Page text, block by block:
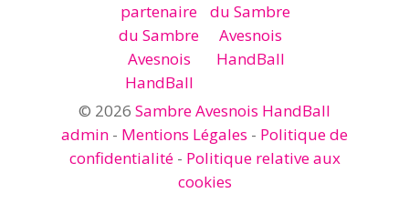
© 2026 Sambre Avesnois HandBall
admin - Mentions Légales - Politique de
confidentialité- Politique relative aux
cookies